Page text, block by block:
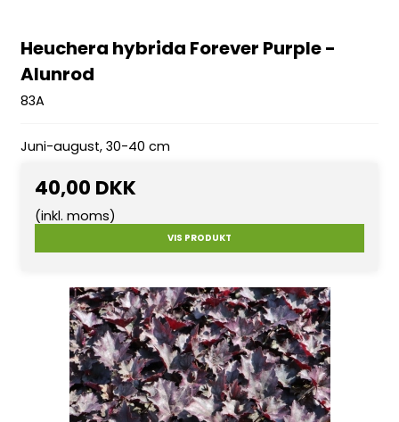
Heuchera hybrida Forever Purple -
Alunrod
83A
Juni-august, 30-40 cm
40,00 DKK
(inkl. moms)
VIS PRODUKT